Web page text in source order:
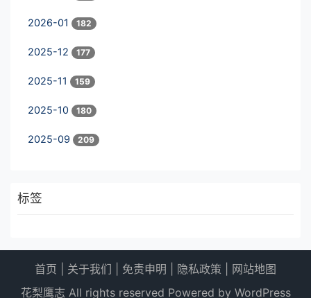
2026-01 182
2025-12 177
2025-11 159
2025-10 180
2025-09 209
标签
首页 关于我们 免责申明 隐私政策
网站地图
花梨鹰志 All rights reserved Powered by WordPress